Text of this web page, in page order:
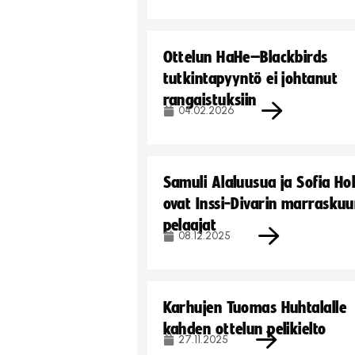
Ottelun HaHe–Blackbirds
tutkintapyyntö ei johtanut
rangaistuksiin
04.02.2026
Samuli Alaluusua ja Sofia
ovat Inssi-Divarin
pelaajat
08.12.2025
Karhujen Tuomas Huhtalalle
kahden ottelun pelikielto
27.11.2025